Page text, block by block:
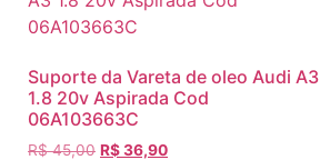
Suporte da Vareta de oleo Audi A3
1.8 20v Aspirada Cod
06A103663C
R$45,00 R$36,90